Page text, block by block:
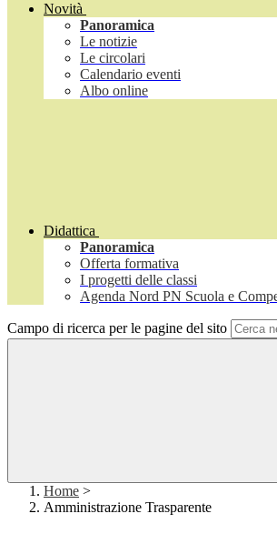
Novità
Panoramica
Le notizie
Le circolari
Calendario eventi
Albo online
Didattica
Panoramica
Offerta formativa
I progetti delle classi
Agenda Nord PN Scuola e
Campo di ricerca per le pagine del sito
Home >
Amministrazione Trasparente